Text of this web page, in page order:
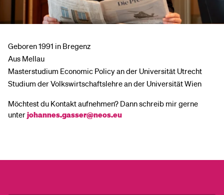
Geboren 1991 in Bregenz
Aus Mellau
Masterstudium Economic Policy an der Universität Utrecht
Studium der Volkswirtschaftslehre an der Universität Wien
Möchtest du Kontakt aufnehmen? Dann schreib mir gerne
unterjohannes.gasser@neos.eu